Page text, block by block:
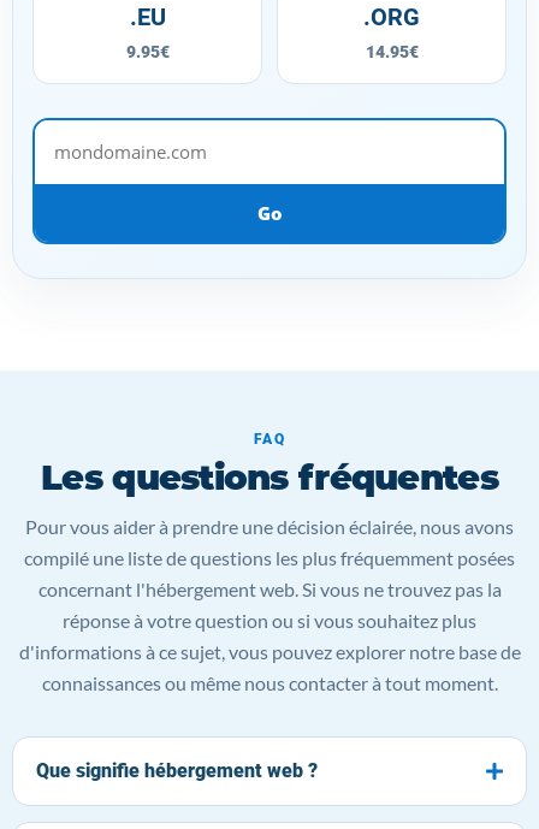
.EU
9.95€
.ORG
14.95€
mondomaine.com
Go
FAQ
Les questions fréquentes
Pour vous aider à prendre une décision éclairée, nous avons
compilé une liste de questions les plus fréquemment posées
concernant l'hébergement web. Si vous ne trouvez pas la
réponse à votre question ou si vous souhaitez plus
d'informations à ce sujet, vous pouvez explorer notre base de
connaissances ou même nous contacter à tout moment.
Que signifie hébergement web ?